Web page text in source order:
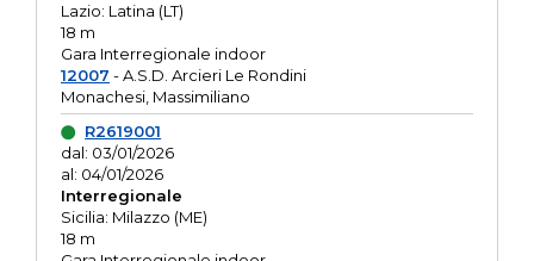
Lazio: Latina (LT)
18 m
Gara Interregionale indoor
12007 - A.S.D. Arcieri Le Rondini
Monachesi, Massimiliano
R2619001
dal: 03/01/2026
al: 04/01/2026
Interregionale
Sicilia: Milazzo (ME)
18 m